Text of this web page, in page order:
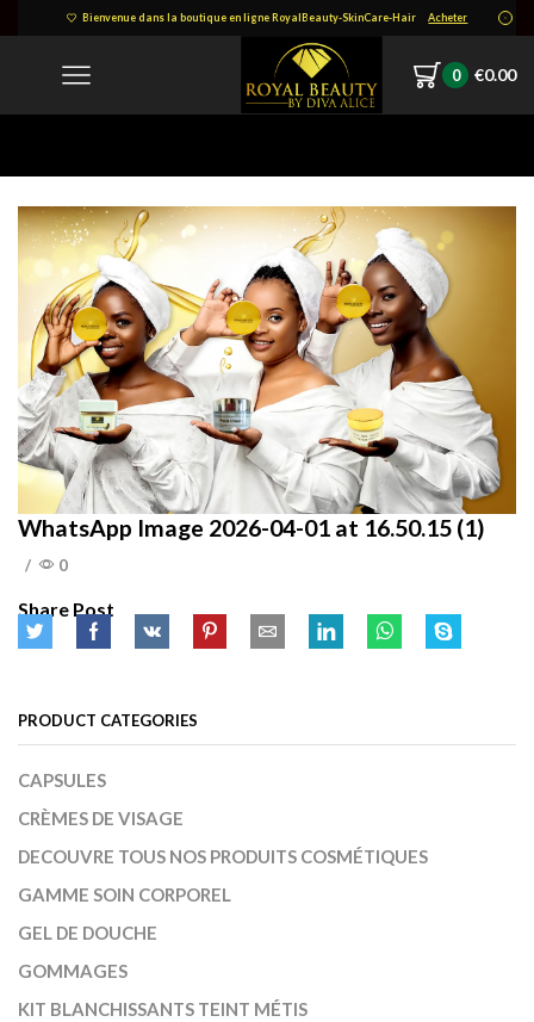
Bienvenue dans la boutique en ligne RoyalBeauty-SkinCare-Hair Acheter
0 €0.00
WhatsApp Image 2026-04-01 at 16.50.15 (1)
/ 0
Share Post
PRODUCT CATEGORIES
CAPSULES
CRÈMES DE VISAGE
DECOUVRE TOUS NOS PRODUITS COSMÉTIQUES
GAMME SOIN CORPOREL
GEL DE DOUCHE
GOMMAGES
KIT BLANCHISSANTS TEINT MÉTIS